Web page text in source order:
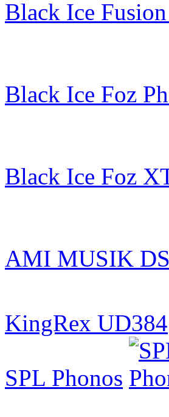
Black Ice
Black Ice Foz
Black Ice Foz
AMI MUSIK
KingRex UD384
SPL Phonos